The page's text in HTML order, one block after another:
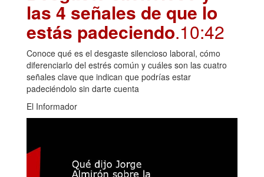
las 4 señales de que lo
estás padeciendo.10:42
Conoce qué es el desgaste silencioso laboral, cómo
diferenciarlo del estrés común y cuáles son las cuatro
señales clave que indican que podrías estar
padeciéndolo sin darte cuenta
El Informador